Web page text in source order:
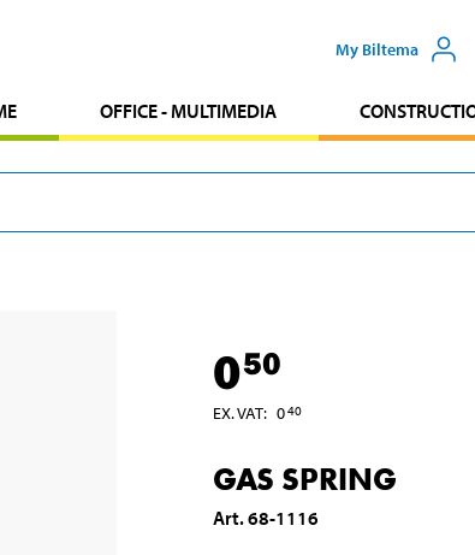
My Biltema
OFFICE - MULTIMEDIA
050
EX. VAT: 040
GAS SPRING
Art.68-1116